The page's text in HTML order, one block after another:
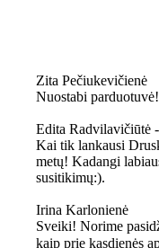
Zita Pečiukevičienė
Nuostabi
Edita Radvilavičiūtė
Kai tik lankausi
metų! Kadangi
susitikimų:).
Irina Karlonienė
Sveiki! Norime
kaip prie kasdienės